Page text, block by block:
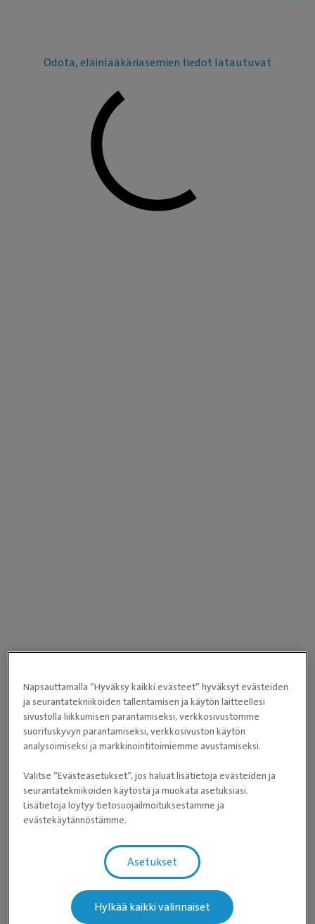
Odota, eläinlääkäriasemien tiedot latautuvat
Napsauttamalla ”Hyväksy kaikki evästeet” hyväksyt evästeiden
ja seurantatekniikoiden tallentamisen ja käytön laitteellesi
sivustolla liikkumisen parantamiseksi, verkkosivustomme
suorituskyvyn parantamiseksi, verkkosivuston käytön
analysoimiseksi ja markkinointitoimiemme avustamiseksi.
Valitse ”Evästeasetukset”, jos haluat lisätietoja evästeiden ja
seurantatekniikoiden käytöstä ja muokata asetuksiasi.
Lisätietoja löytyy tietosuojailmoituksestamme ja
evästekäytännöstämme.
Asetukset
Hylkää kaikki valinnaiset